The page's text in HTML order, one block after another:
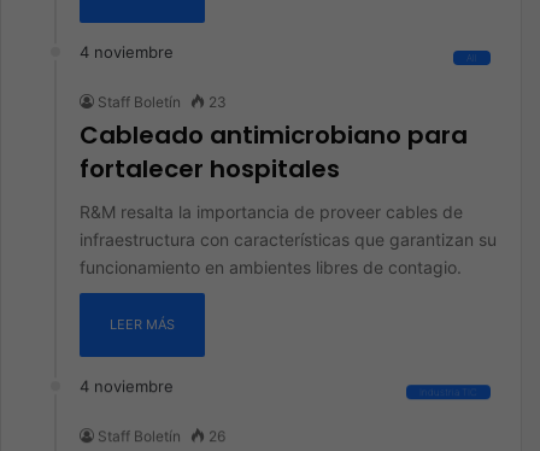
4 noviembre All
Staff Boletín 23
Cableado antimicrobiano para
fortalecer hospitales
R&M resalta la importancia de proveer cables de
infraestructura con características que garantizan su
funcionamiento en ambientes libres de contagio.
LEER MÁS
4 noviembre Industria TIC
Staff Boletín 26